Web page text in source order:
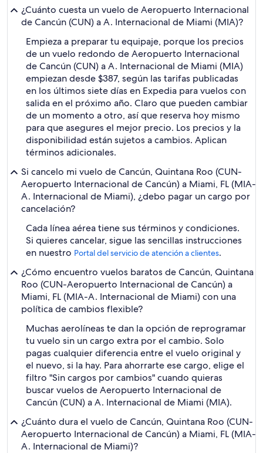
¿Cuánto cuesta un vuelo de Aeropuerto Internacional
de Cancún (CUN) a A. Internacional de Miami (MIA)?
Empieza a preparar tu equipaje, porque los precios
de un vuelo redondo de Aeropuerto Internacional
de Cancún (CUN) a A. Internacional de Miami (MIA)
empiezan desde $387, según las tarifas publicadas
en los últimos siete días en Expedia para vuelos con
salida en el próximo año. Claro que pueden cambiar
de un momento a otro, así que reserva hoy mismo
para que asegures el mejor precio. Los precios y la
disponibilidad están sujetos a cambios. Aplican
términos adicionales.
Si cancelo mi vuelo de Cancún, Quintana Roo (CUN-
Aeropuerto Internacional de Cancún) a Miami, FL (MIA-
A. Internacional de Miami), ¿debo pagar un cargo por
cancelación?
Cada línea aérea tiene sus términos y condiciones.
Si quieres cancelar, sigue las sencillas instrucciones
en nuestro Portal del servicio de atención a clientes.
¿Cómo encuentro vuelos baratos de Cancún, Quintana
Roo (CUN-Aeropuerto Internacional de Cancún) a
Miami, FL (MIA-A. Internacional de Miami) con una
política de cambios flexible?
Muchas aerolíneas te dan la opción de reprogramar
tu vuelo sin un cargo extra por el cambio. Solo
pagas cualquier diferencia entre el vuelo original y
el nuevo, si la hay. Para ahorrarte ese cargo, elige el
filtro "Sin cargos por cambios" cuando quieras
buscar vuelos de Aeropuerto Internacional de
Cancún (CUN) a A. Internacional de Miami (MIA).
¿Cuánto dura el vuelo de Cancún, Quintana Roo (CUN-
Aeropuerto Internacional de Cancún) a Miami, FL (MIA-
A. Internacional de Miami)?